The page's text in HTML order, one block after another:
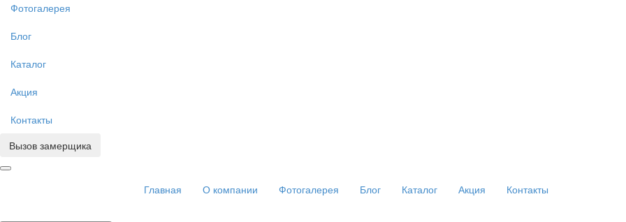
Фотогалерея
Блог
Каталог
Акция
Контакты
Вызов замерщика
Главная О компании Фотогалерея Блог Каталог Акция Контакты